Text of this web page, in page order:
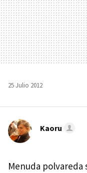
25 Julio 2012
Kaoru
Menuda polvareda